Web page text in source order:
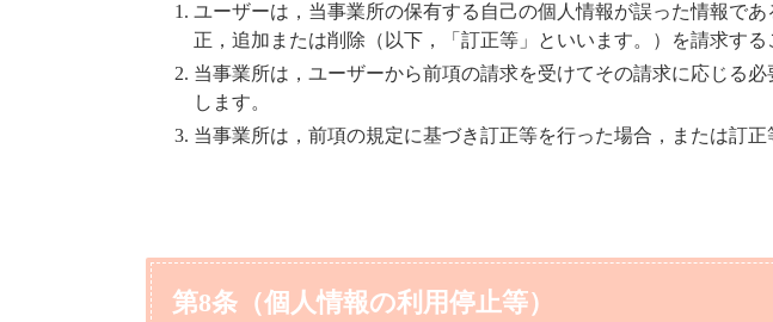
ユーザーは，当事業所の保有する自己の個人情報が誤った情報で
正，追加または削除（以下，「訂正等」といいます。）を請求する
当事業所は，ユーザーから前項の請求を受けてその請求に応じる
します。
当事業所は，前項の規定に基づき訂正等を行った場合，または訂
第8条（個人情報の利用停止等）